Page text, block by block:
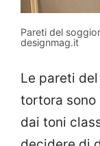
Pareti del
designmag.it
Le pareti
tortora sono
dai toni